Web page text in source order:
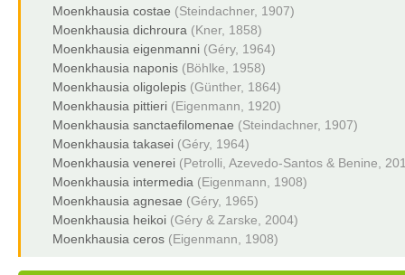
Moenkhausia costae (Steindachner, 1907)
Moenkhausia dichroura (Kner, 1858)
Moenkhausia eigenmanni (Géry, 1964)
Moenkhausia naponis (Böhlke, 1958)
Moenkhausia oligolepis (Günther, 1864)
Moenkhausia pittieri (Eigenmann, 1920)
Moenkhausia sanctaefilomenae (Steindachner, 1907)
Moenkhausia takasei (Géry, 1964)
Moenkhausia venerei (Petrolli, Azevedo-Santos & Benine,
Moenkhausia intermedia (Eigenmann, 1908)
Moenkhausia agnesae (Géry, 1965)
Moenkhausia heikoi (Géry & Zarske, 2004)
Moenkhausia ceros (Eigenmann, 1908)